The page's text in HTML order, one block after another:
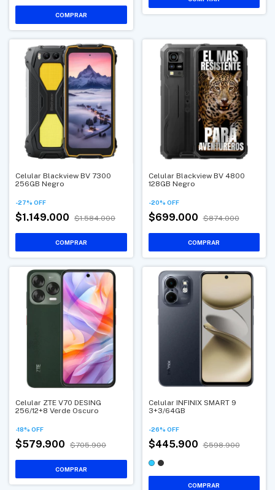
COMPRAR
Celular Blackview BV 7300
256GB Negro
-27% OFF
$1.149.000 $1.584.000
Celular Blackview BV 4800
128GB Negro
-20% OFF
$699.000 $874.000
Celular ZTE V70 DESING
256/12+8 Verde Oscuro
-18% OFF
$579.900 $705.900
Celular INFINIX SMART 9
3+3/64GB
-26% OFF
$445.900 $598.900
COMPRAR